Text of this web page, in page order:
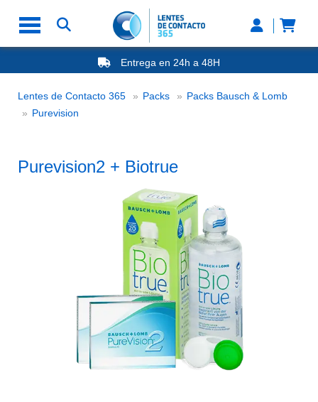
Entrega en 24h a 48H
-20% Gafas de Lectura
Nº1 en Opinión de los Clientes
Lentes de Contacto 365 Packs
Packs Bausch & Lomb
Purevision
Purevision2 + Biotrue